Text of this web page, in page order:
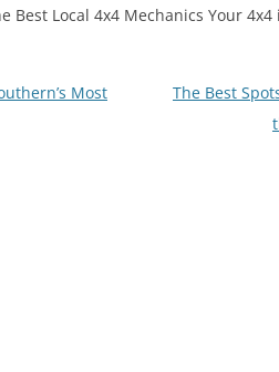
Best Local 4x4 Mechanics Your
Most
The Best